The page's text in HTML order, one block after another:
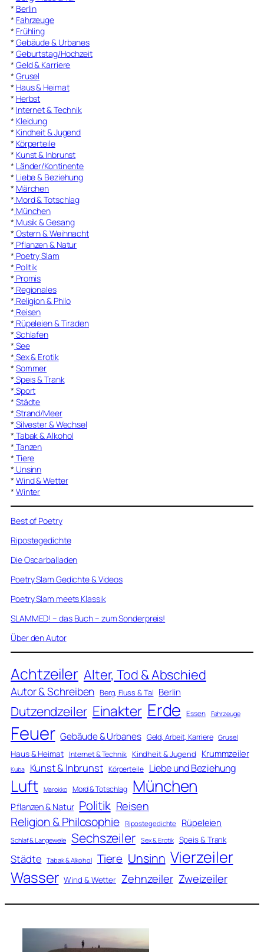
* Berlin
* Fahrzeuge
* Frühling
* Gebäude & Urbanes
* Geburtstag/Hochzeit
* Geld & Karriere
* Grusel
* Haus & Heimat
* Herbst
* Internet & Technik
* Kleidung
* Kindheit & Jugend
* Körperteile
* Kunst & Inbrunst
* Länder/Kontinente
* Liebe & Beziehung
* Märchen
* Mord & Totschlag
* München
* Musik & Gesang
* Ostern & Weihnacht
* Pflanzen & Natur
* Poetry Slam
* Politik
* Promis
* Regionales
* Religion & Philo
* Reisen
* Rüpeleien & Tiraden
* Schlafen
* See
* Sex & Erotik
* Sommer
* Speis & Trank
* Sport
* Städte
* Strand/Meer
* Silvester & Wechsel
* Tabak & Alkohol
* Tanzen
* Tiere
* Unsinn
* Wind & Wetter
* Winter
Best of Poetry
Ripostegedichte
Die Oscarballaden
Poetry Slam Gedichte & Videos
Poetry Slam meets Klassik
SLAMMED! – das Buch – zum Sonderpreis!
Über den Autor
Achtzeiler Alter, Tod & Abschied
Autor & Schreiben Berg, Fluss & Tal Berlin
Dutzendzeiler Einakter Erde Essen Fahrzeuge
Feuer Gebäude & Urbanes Geld, Arbeit, Karriere Grusel
Haus & Heimat Internet & Technik Kindheit & Jugend Krummzeiler
Kuba Kunst & Inbrunst Körperteile Liebe und Beziehung
Luft Marokko Mord & Totschlag München
Pflanzen & Natur Politik Reisen
Religion & Philosophie Ripostegedichte Rüpeleien
Schlaf & Langeweile Sechszeiler Sex & Erotik Speis & Trank
Städte Tabak & Alkohol Tiere Unsinn Vierzeiler
Wasser Wind & Wetter Zehnzeiler Zweizeiler